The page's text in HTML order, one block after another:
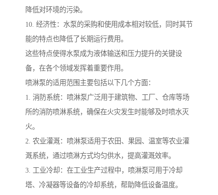
降低对环境的污染。
10. 经济性：水泵的采购和使用成本相对较低，同时其节
能的特点也降低了长期运行费用。
这些特点使得水泵成为液体输送和压力提升的关键设
备，在各个领域发挥着重要作用。
喷淋泵的适用范围主要包括以下几个方面：
1. 消防系统：喷淋泵广泛用于建筑物、工厂、仓库等场
所的消防喷淋系统，确保在火灾发生时能够及时喷水灭
火。
2. 农业灌溉：喷淋泵适用于农田、果园、温室等农业灌
溉系统，通过喷淋方式均匀供水，提高灌溉效率。
3. 工业冷却：在工业生产过程中，喷淋泵可用于冷却
塔、冷凝器等设备的冷却系统，帮助降低设备温度。